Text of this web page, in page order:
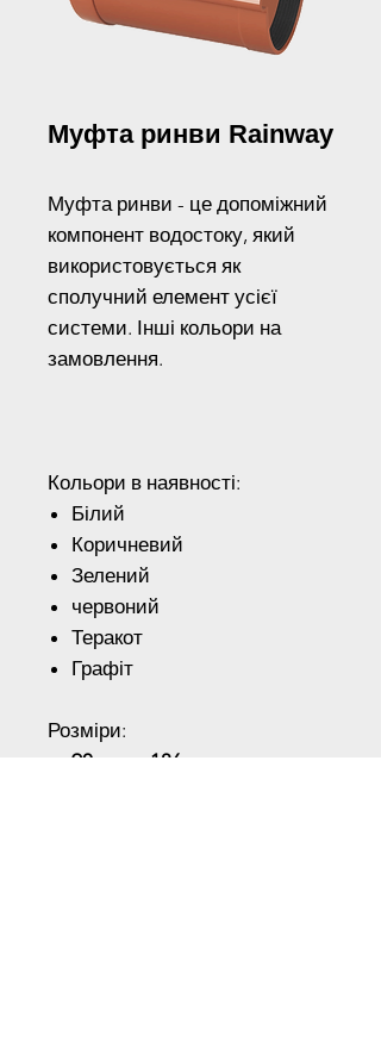
Муфта ринви Rainway
Муфта ринви - це допоміжний
компонент водостоку, який
використовується як
сполучний елемент усієї
системи. Інші кольори на
замовлення.
Кольори в наявності:
Білий
Коричневий
Зелений
червоний
Теракот
Графіт
Розміри:
90мм - 186 грн шт.